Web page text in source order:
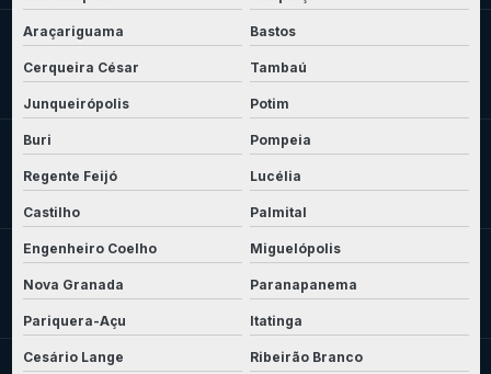
Araçariguama Bastos
Cerqueira César Tambaú
Junqueirópolis Potim
Buri Pompeia
Regente Feijó Lucélia
Castilho Palmital
Engenheiro Coelho Miguelópolis
Nova Granada Paranapanema
Pariquera-Açu Itatinga
Cesário Lange Ribeirão Branco